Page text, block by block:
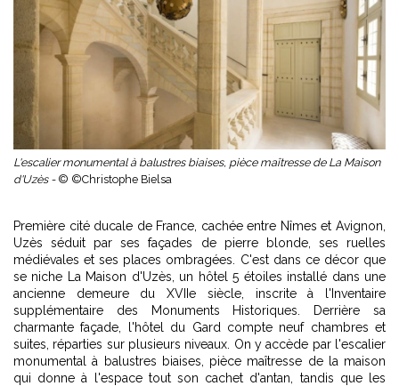
L'escalier monumental à balustres biaises, pièce maîtresse de La Maison
d'Uzès - © ©Christophe Bielsa
Première cité ducale de France, cachée entre Nîmes et Avignon,
Uzès séduit par ses façades de pierre blonde, ses ruelles
médiévales et ses places ombragées. C'est dans ce décor que
se niche La Maison d'Uzès, un hôtel 5 étoiles installé dans une
ancienne demeure du XVIIe siècle, inscrite à l'Inventaire
supplémentaire des Monuments Historiques. Derrière sa
charmante façade, l'hôtel du Gard compte neuf chambres et
suites, réparties sur plusieurs niveaux. On y accède par l'escalier
monumental à balustres biaises, pièce maîtresse de la maison
qui donne à l'espace tout son cachet d'antan, tandis que les